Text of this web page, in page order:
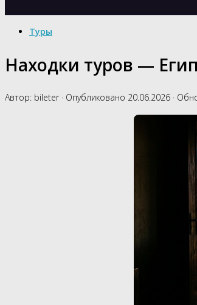
Туры
Находки туров —
Автор: bileter · Опубликовано 20.06.2026 ·